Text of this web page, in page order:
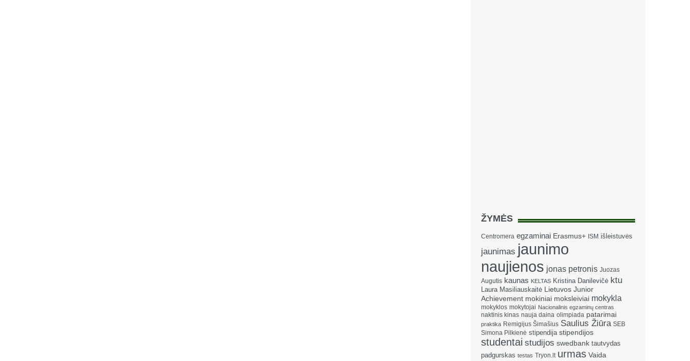
ŽYMĖS
Centromera egzaminai Erasmus+ ISM išleistuvės
jaunimas jaunimo
naujienos jonas petronis Juozas
Augutis kaunas KELTAS Kristina Danilevičė ktu
Laura Masiliauskaitė Lietuvos Junior
Achievement mokiniai moksleiviai mokykla
mokyklos mokytojai Nacionalinis egzaminų centras
naktinis kinas nauja daina olimpiada patarimai
praktika Remigijus Šimašius Saulius Žiūra SEB
Simona Pilkienė stipendija stipendijos
studentai studijos swedbank tautvydas
padgurskas testas Tryon.lt urmas Vaida